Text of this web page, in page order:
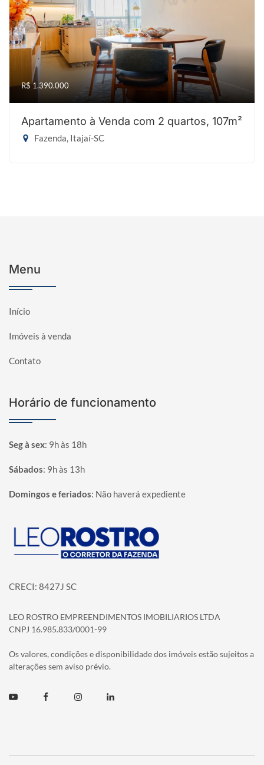
R$ 1.390.000
Apartamento à Venda com 2 quartos, 107m²
Fazenda, Itajaí-SC
Menu
Início
Imóveis à venda
Contato
Horário de funcionamento
Seg à sex: 9h às 18h
Sábados: 9h às 13h
Domingos e feriados: Não haverá expediente
Página inicial
CRECI: 8427J SC
LEO ROSTRO EMPREENDIMENTOS IMOBILIARIOS LTDA
CNPJ 16.985.833/0001-99
Os valores, condições e disponibilidade dos imóveis estão sujeitos a
alterações sem aviso prévio.
Youtube FacebookInstagramLinkedin